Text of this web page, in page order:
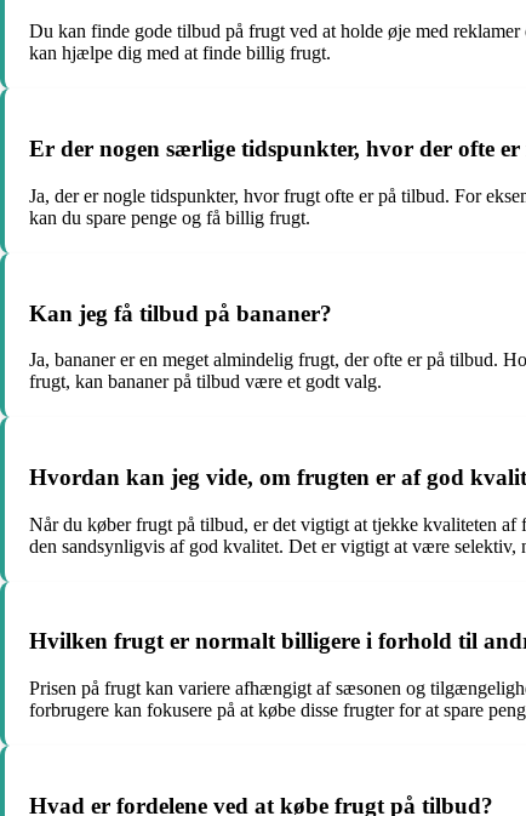
Du kan finde gode tilbud på frugt ved at holde øje med
kan hjælpe dig med at finde billig frugt.
Er der nogen særlige tidspunkter, hvor der ofte
Ja, der er nogle tidspunkter, hvor frugt ofte er på tilbud. For
kan du spare penge og få billig frugt.
Kan jeg få tilbud på bananer?
Ja, bananer er en meget almindelig frugt, der ofte er på tilbud.
frugt, kan bananer på tilbud være et godt valg.
Hvordan kan jeg vide, om frugten er af god
Når du køber frugt på tilbud, er det vigtigt at tjekke kvaliteten
den sandsynligvis af god kvalitet. Det er vigtigt at være
Hvilken frugt er normalt billigere i forhold til
Prisen på frugt kan variere afhængigt af sæsonen og
forbrugere kan fokusere på at købe disse frugter for at spare
Hvad er fordelene ved at købe frugt på tilbud?